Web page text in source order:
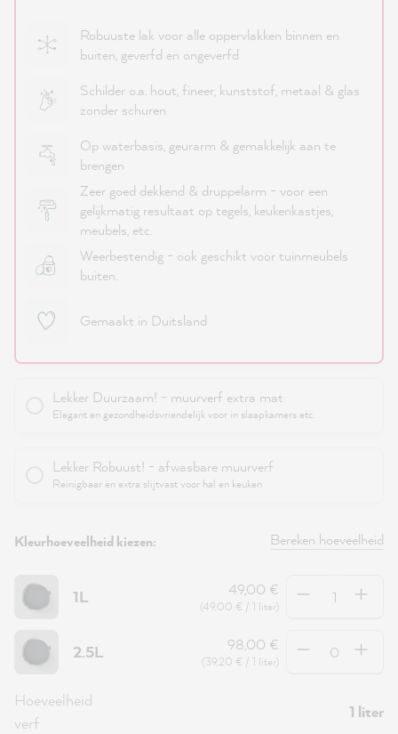
Robuuste lak voor alle oppervlakken binnen en
buiten, geverfd en ongeverfd
Schilder o.a. hout, fineer, kunststof, metaal & glas
zonder schuren
Op waterbasis, geurarm & gemakkelijk aan te
brengen
Zeer goed dekkend & druppelarm - voor een
gelijkmatig resultaat op tegels, keukenkastjes,
meubels, etc.
Weerbestendig - ook geschikt voor tuinmeubels
buiten.
Gemaakt in Duitsland
Lekker Duurzaam! - muurverf extra mat
Elegant en gezondheidsvriendelijk voor in slaapkamers etc.
Lekker Robuust! - afwasbare muurverf
Reinigbaar en extra slijtvast voor hal en keuken
Kleurhoeveelheid kiezen: Bereken hoeveelheid
1L 49,00 €
(49,00 € / 1 liter)
Hoeveelheid
2.5L 98,00 €
(39,20 € / 1 liter)
Hoeveelheid
Hoeveelheid
verf
1 liter